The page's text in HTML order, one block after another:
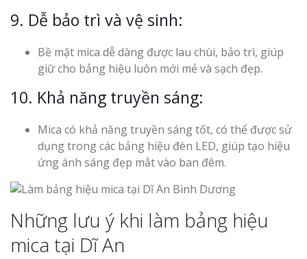
9. Dễ bảo trì và vệ sinh:
Bề mặt mica dễ dàng được lau chùi, bảo trì, giúp
giữ cho bảng hiệu luôn mới mẻ và sạch đẹp.
10. Khả năng truyền sáng:
Mica có khả năng truyền sáng tốt, có thể được sử
dụng trong các bảng hiệu đèn LED, giúp tạo hiệu
ứng ánh sáng đẹp mắt vào ban đêm.
Những lưu ý khi làm bảng hiệu
mica tại Dĩ An